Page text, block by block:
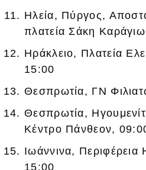
Ηλεία, Πύργος,
πλατεία Σάκη
Ηράκλειο, Πλατεία
15:00
Θεσπρωτία, ΓΝ
Θεσπρωτία,
Κέντρο Πάνθεον,
Ιωάννινα,
15:00